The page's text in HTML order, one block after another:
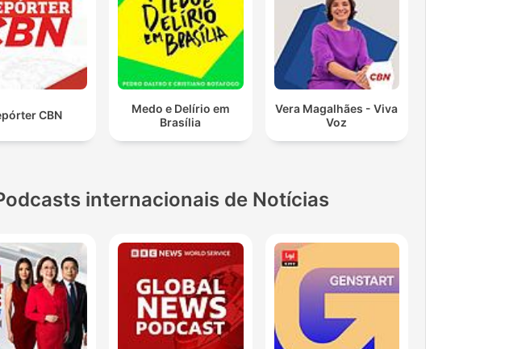
CBN
Medo e Delírio em
Brasília
Vera Magalhães - Viva
Voz
internacionais de Notícias